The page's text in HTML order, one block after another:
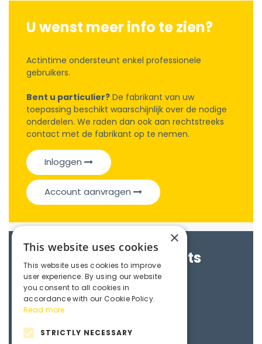
U wenst meer info te zien?
Actintime ondersteunt enkel professionele
gebruikers.
Bent u particulier? De fabrikant van uw
toepassing beschikt waarschijnlijk over de nodige
onderdelen. We raden dan ook aan rechtstreeks
contact met de fabrikant op te nemen.
Inloggen
Account aanvragen
Brochures & Datasheets
Maedler e-catalogue
3D File
×
This website uses cookies
This website uses cookies to improve
user experience. By using our website
you consent to all cookies in
accordance with our Cookie Policy.
Read more
STRICTLY NECESSARY